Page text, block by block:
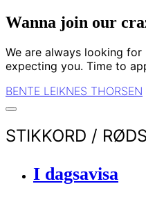
Wanna join our
We are always looking
expecting you. Time to
BENTE LEIKNES THORSEN
STIKKORD /
I dagsavisa